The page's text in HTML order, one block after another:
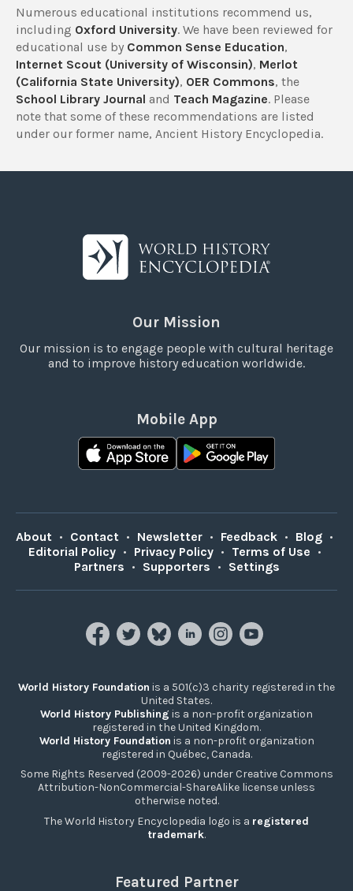
Numerous educational institutions recommend us,
including Oxford University. We have been reviewed for
educational use by Common Sense Education,
Internet Scout (University of Wisconsin), Merlot
(California State University), OER Commons, the
School Library Journal and Teach Magazine. Please
note that some of these recommendations are listed
under our former name, Ancient History Encyclopedia.
Our Mission
Our mission is to engage people with cultural heritage
and to improve history education worldwide.
Mobile App
About • Contact • Newsletter • Feedback • Blog •
Editorial Policy • Privacy Policy • Terms of Use •
Partners • Supporters • Settings
World History Foundation is a 501(c)3 charity registered in the
United States.
World History Publishing is a non-profit organization
registered in the United Kingdom.
World History Foundation is a non-profit organization
registered in Québec, Canada.
Some Rights Reserved (2009-2026) under Creative Commons
Attribution-NonCommercial-ShareAlike license unless
otherwise noted.
The World History Encyclopedia logo is a registered
trademark.
Featured Partner